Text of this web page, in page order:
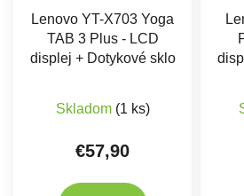
Lenovo YT-X703 Yoga
TAB 3 Plus - LCD
displej + Dotykové sklo
Skladom (1 ks)
€57,90